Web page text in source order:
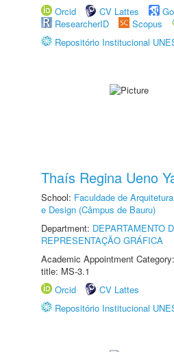
Orcid
CV Lattes
ResearcherID
Scopus
Repositório Institucional
Thaís Regina Ueno
School: Faculdade de
e Design (Câmpus de Bauru)
Department: DEPARTAMENTO
REPRESENTAÇÃO GRÁFICA
Academic Appointment
title: MS-3.1
Orcid
CV Lattes
Repositório Institucional